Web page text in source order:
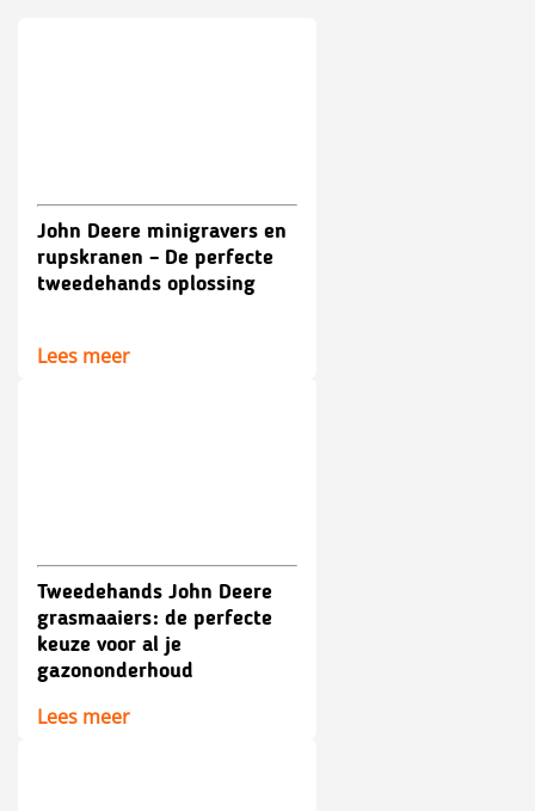
John Deere minigravers en
rupskranen – De perfecte
tweedehands oplossing
Lees meer
Tweedehands John Deere
grasmaaiers: de perfecte
keuze voor al je
gazononderhoud
Lees meer